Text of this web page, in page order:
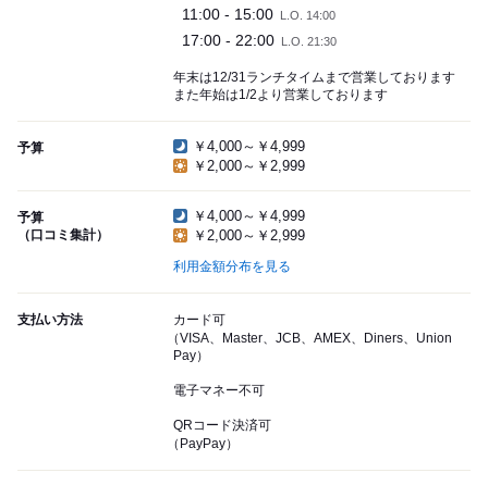
11:00 - 15:00 L.O. 14:00
17:00 - 22:00 L.O. 21:30
年末は12/31ランチタイムまで営業しております
また年始は1/2より営業しております
予算
￥4,000～￥4,999
￥2,000～￥2,999
予算
（口コミ集計）
￥4,000～￥4,999
￥2,000～￥2,999
利用金額分布を見る
支払い方法
カード可
（VISA、Master、JCB、AMEX、Diners、Union
Pay）
電子マネー不可
QRコード決済可
（PayPay）